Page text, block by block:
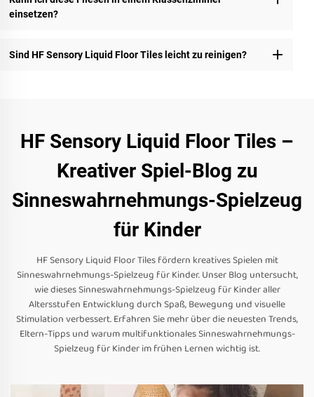
einsetzen?
Sind HF Sensory Liquid Floor Tiles leicht zu reinigen?
HF Sensory Liquid Floor Tiles –
Kreativer Spiel-Blog zu
Sinneswahrnehmungs-Spielzeug
für Kinder
HF Sensory Liquid Floor Tiles fördern kreatives Spielen mit
Sinneswahrnehmungs-Spielzeug für Kinder. Unser Blog untersucht,
wie dieses Sinneswahrnehmungs-Spielzeug für Kinder aller
Altersstufen Entwicklung durch Spaß, Bewegung und visuelle
Stimulation verbessert. Erfahren Sie mehr über die neuesten Trends,
Eltern-Tipps und warum multifunktionales Sinneswahrnehmungs-
Spielzeug für Kinder im frühen Lernen wichtig ist.